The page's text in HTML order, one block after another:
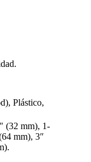
Plástico,
(32 mm), 1-
mm), 3″